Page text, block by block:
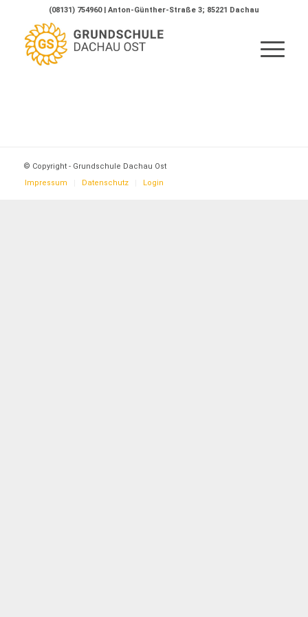
(08131) 754960 | Anton-Günther-Straße 3; 85221 Dachau
© Copyright - Grundschule Dachau Ost
Impressum
Datenschutz Login